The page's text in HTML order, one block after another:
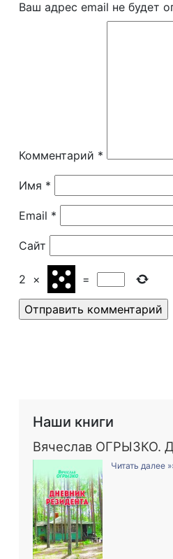
Ваш адрес email не будет
Комментарий *
Имя *
Email *
Сайт
2 × =
Наши книги
Вячеслав ОГРЫЗКО.
Читать далее